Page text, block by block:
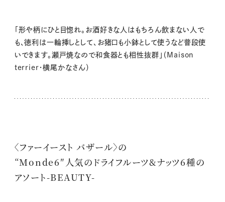
「形や柄にひと目惚れ。お酒好きな人はもちろん飲まない人で
も、徳利は一輪挿しとして、お猪口も小鉢として使うなど普段使
いできます。瀬戸焼なので和食器とも相性抜群」（Maison
terrier・横尾かなさん）
〈ファーイースト バザール〉の
“Monde6″人気のドライフルーツ&ナッツ6種の
アソート-BEAUTY-